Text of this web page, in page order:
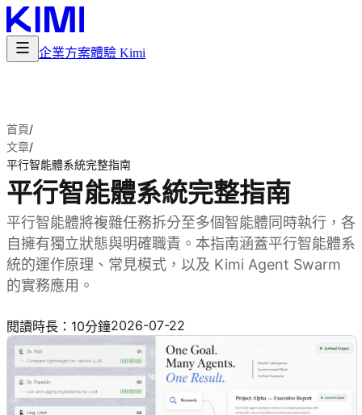
企業方案體驗 Kimi
首頁/
文章/
平行智能體系統完整指南
平行智能體系統完整指南
平行智能體將複雜任務拆分至多個智能體同時執行，各
自擁有獨立狀態與明確職責。本指南涵蓋平行智能體系
統的運作原理、常見模式，以及 Kimi Agent Swarm
的實務應用。
閱讀時長：10分鐘2026-07-22